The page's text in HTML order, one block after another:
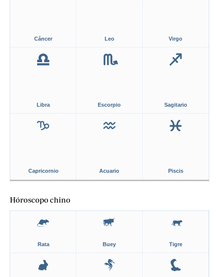
Cáncer Leo Virgo
Libra Escorpio Sagitario
Capricornio Acuario Piscis
Hóroscopo chino
Rata Buey Tigre